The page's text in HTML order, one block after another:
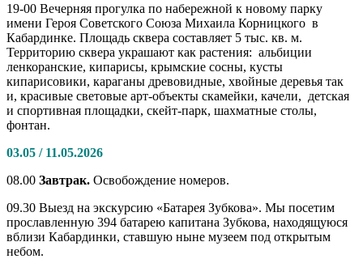
19-00 Вечерняя прогулка по набережной к новому парку
имени Героя Советского Союза Михаила Корницкого в
Кабардинке. Площадь сквера составляет 5 тыс. кв. м.
Территорию сквера украшают как растения: альбиции
ленкоранские, кипарисы, крымские сосны, кусты
кипарисовики, караганы древовидные, хвойные деревья так
и, красивые световые арт-объекты скамейки, качели, детская
и спортивная площадки, скейт-парк, шахматные столы,
фонтан.
03.05 / 11.05.2026
08.00 Завтрак. Освобождение номеров.
09.30 Выезд на экскурсию «Батарея Зубкова». Мы посетим
прославленную 394 батарею капитана Зубкова, находящуюся
вблизи Кабардинки, ставшую ныне музеем под открытым
небом.